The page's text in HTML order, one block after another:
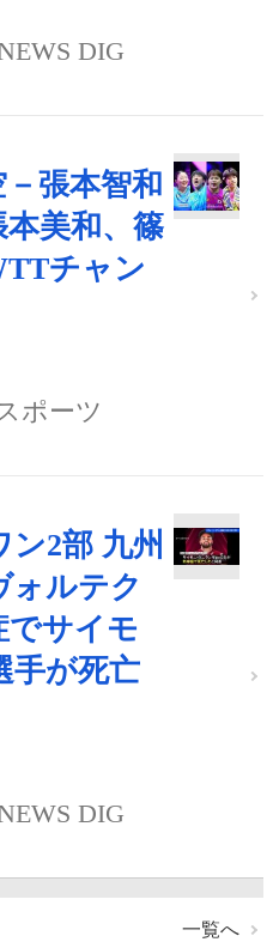
DIG
－張本智和
美和、篠
チャン
ポーツ
2部 九州
ォルテク
サイモ
手が死亡
DIG
一覧へ